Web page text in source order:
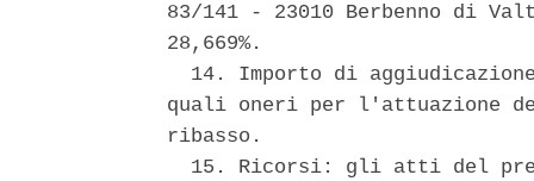
83/141 - 23010 Berbenno di
28,669%.
14. Importo di
quali oneri per l'attuazione
ribasso.
15. Ricorsi: gli atti del